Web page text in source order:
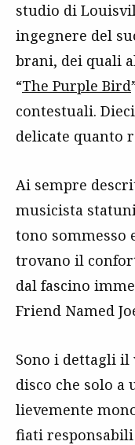
studio di
ingegnere del
brani, dei quali
“The Purple Bird
contestuali.
delicate quanto
Ai sempre
musicista
tono sommesso
trovano il
dal fascino
Friend Named
Sono i dettagli
disco che solo
lievemente
fiati